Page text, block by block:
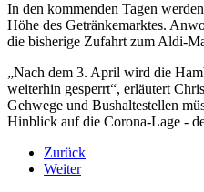
In den kommenden Tagen
Höhe des Getränkemarktes.
die bisherige Zufahrt zum Aldi-
„Nach dem 3. April wird die
weiterhin gesperrt“, erläutert
Gehwege und Bushaltestellen
Hinblick auf die Corona-Lage -
Zurück
Weiter